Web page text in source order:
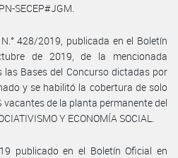
SECEP#JGM.
428/2019, publicada en el Boletín
de 2019, de la mencionada
Bases del Concurso dictadas por
y se habilitó la cobertura de solo
vacantes de la planta permanente del
Y ECONOMÍA SOCIAL.
publicado en el Boletín Oficial en